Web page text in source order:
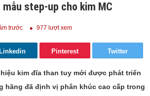
mẫu step-up cho kim MC
trước 977 lượt xem
Linkedin Pinterest Twitter
kim đĩa than tuy mới được phát triển
hãng đã định vị phân khúc cao cấp trong